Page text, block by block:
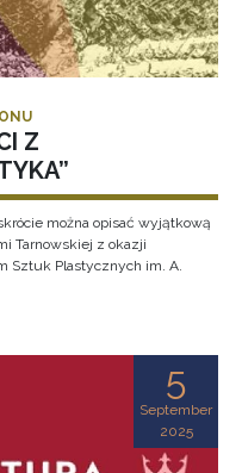
Z
można opisać wyjątkową
Tarnowskiej z okazji
Sztuk Plastycznych im. A.
5
September
2025